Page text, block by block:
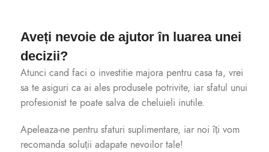
Aveți nevoie de ajutor în luarea unei
decizii?
Atunci cand faci o investitie majora pentru casa ta, vrei
sa te asiguri ca ai ales produsele potrivite, iar sfatul unui
profesionist te poate salva de cheluieli inutile.
Apeleaza-ne pentru sfaturi suplimentare, iar noi îți vom
recomanda soluții adapate nevoilor tale!